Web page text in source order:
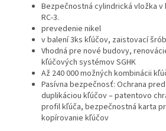
Bezpečnostná cylindrická vložka
RC-3.
prevedenie nikel
v balení 3ks kľúčov, zaistovací
Vhodná pre nové budovy,
kľúčových systémov SGHK
Až 240 000 možných kombinácii
Pasívna bezpečnosť: Ochrana
duplikáciou kľúčov – patentovo
profil kľúča, bezpečnostná karta
kopírovanie kľúčov